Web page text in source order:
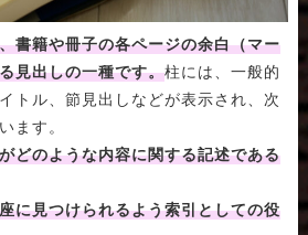
書籍や冊子の各ページの余白（マー
見出しの一種です。柱には、一般的
トル、節見出しなどが表示され、次
ます。
どのような内容に関する記述である
に見つけられるよう索引としての役